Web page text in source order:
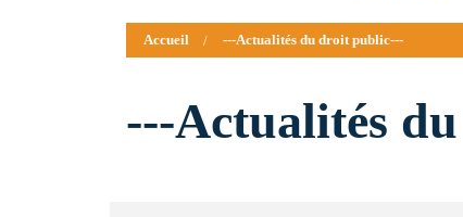
Accueil ---Actualités du droit public---
---Actualités